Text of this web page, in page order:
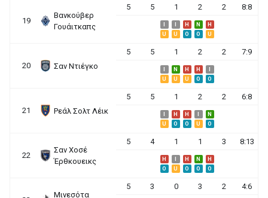
19
Βανκούβερ
Γουάιτκαπς
5 5 1 2 2 8:8
H N
H
U
U O O U
20 Σαν Ντιέγκο
5 5 1 2 2 7:9
N H H
U
U U O O
21 Ρεάλ Σολτ Λέικ
5 5 1 2 2 6:8
H H
N
U
O O U O
22
Σαν Χοσέ
Έρθκουεικς
5 4 1 1 3 8:13
H H N
H
O
U O O O
Μινεσότα
5 3 0 3 2 4:6